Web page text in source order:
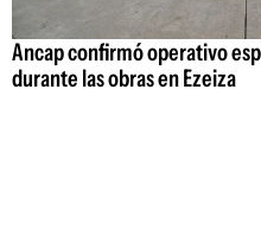
Ancap confirmó operativo
durante las obras en Ezeiza